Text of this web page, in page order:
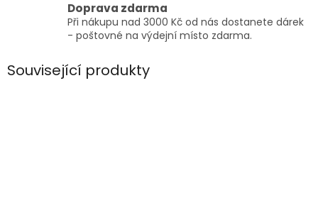
Doprava zdarma
Při nákupu nad 3000 Kč od nás dostanete dárek
- poštovné na výdejní místo zdarma.
Související produkty